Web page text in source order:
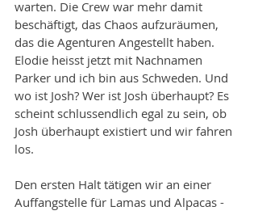
warten. Die Crew war mehr damit
beschäftigt, das Chaos aufzuräumen,
das die Agenturen Angestellt haben.
Elodie heisst jetzt mit Nachnamen
Parker und ich bin aus Schweden. Und
wo ist Josh? Wer ist Josh überhaupt? Es
scheint schlussendlich egal zu sein, ob
Josh überhaupt existiert und wir fahren
los.
Den ersten Halt tätigen wir an einer
Auffangstelle für Lamas und Alpacas -